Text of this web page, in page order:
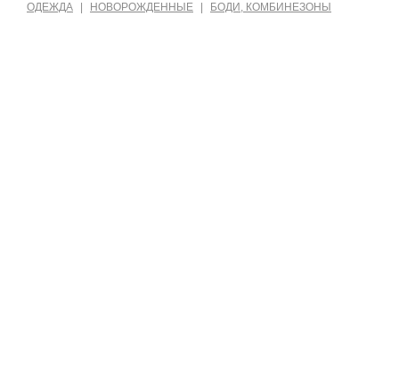
ОДЕЖДА НОВОРОЖДЕННЫЕ БОДИ, КОМБИНЕЗОНЫ